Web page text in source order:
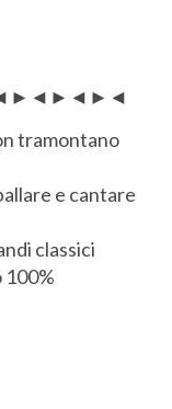
tramontano
e cantare
classici
100%